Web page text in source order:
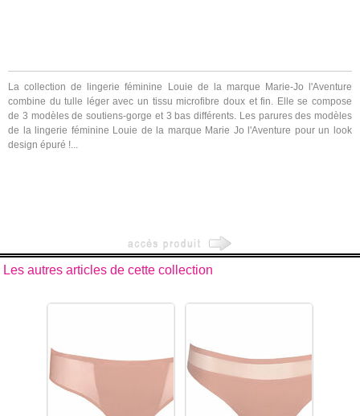
La collection de lingerie féminine Louie de la marque Marie-Jo l'Aventure
combine du tulle léger avec un tissu microfibre doux et fin. Elle se compose
de 3 modèles de soutiens-gorge et 3 bas différents. Les parures des modèles
de la lingerie féminine Louie de la marque Marie Jo l'Aventure pour un look
design épuré !...
Les autres articles de cette collection